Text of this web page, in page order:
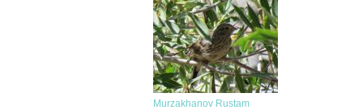
Murzakhanov Rustam